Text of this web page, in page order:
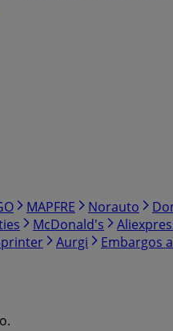
MAPFRE Norauto
McDonald's
Aurgi Embargos